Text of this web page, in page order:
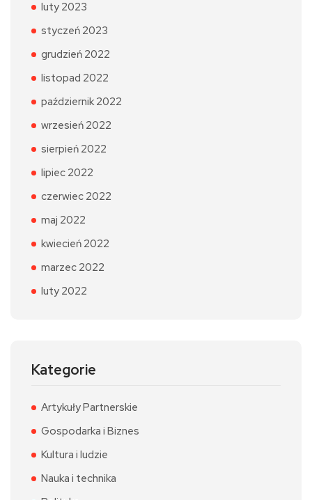
luty 2023
styczeń 2023
grudzień 2022
listopad 2022
październik 2022
wrzesień 2022
sierpień 2022
lipiec 2022
czerwiec 2022
maj 2022
kwiecień 2022
marzec 2022
luty 2022
Kategorie
Artykuły Partnerskie
Gospodarka i Biznes
Kultura i ludzie
Nauka i technika